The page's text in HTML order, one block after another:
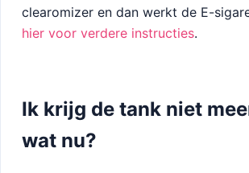
clearomizer en dan werkt de E-
hier voor verdere instructies.
Ik krijg de tank niet
wat nu?